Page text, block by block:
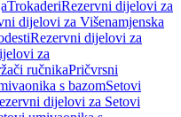
TrokaderiRezervni dijelovi za
dijelovi za Višenamjenska
Rezervni dijelovi za
za
ručnikaPričvrsni
s bazomSetovi
dijelovi za Setovi